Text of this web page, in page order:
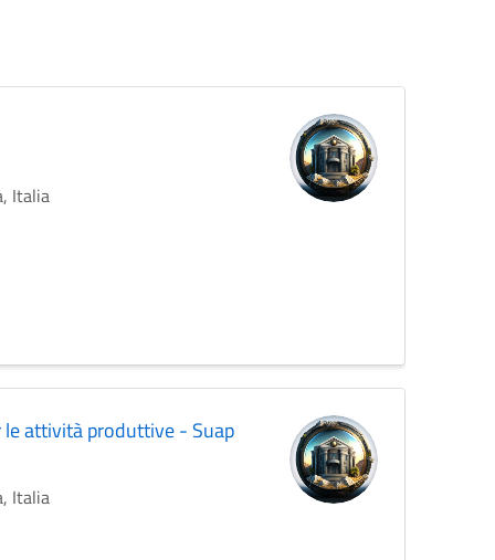
Italia
le attività produttive - Suap
Italia